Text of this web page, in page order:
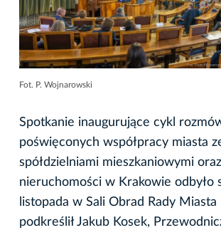
Fot. P. Wojnarowski
Spotkanie inaugurujące cykl
poświęconych współpracy miasta
spółdzielniami mieszkaniowymi
nieruchomości w Krakowie odbyło
listopada w Sali Obrad Rady Miasta
podkreślił Jakub Kosek,